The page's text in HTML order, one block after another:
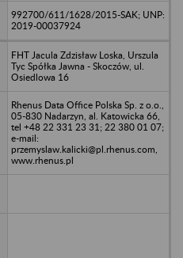
992700/611/1628/2015-SAK; UNP:
2019-00037924
FHT Jacula Zdzisław Loska, Urszula
Tyc Spółka Jawna - Skoczów, ul.
Osiedlowa 16
Rhenus Data Office Polska Sp. z o.o.,
05-830 Nadarzyn, al. Katowicka 66,
tel +48 22 331 23 31; 22 380 01 07;
e-mail:
przemyslaw.kalicki@pl.rhenus.com,
www.rhenus.pl